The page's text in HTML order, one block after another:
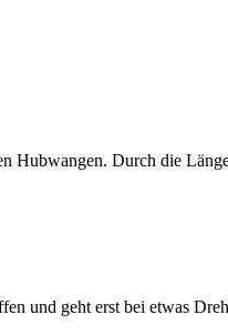
Hubwangen. Durch die
und geht erst bei etwas